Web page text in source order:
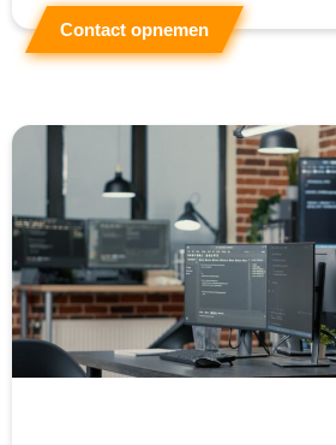
Contact opnemen